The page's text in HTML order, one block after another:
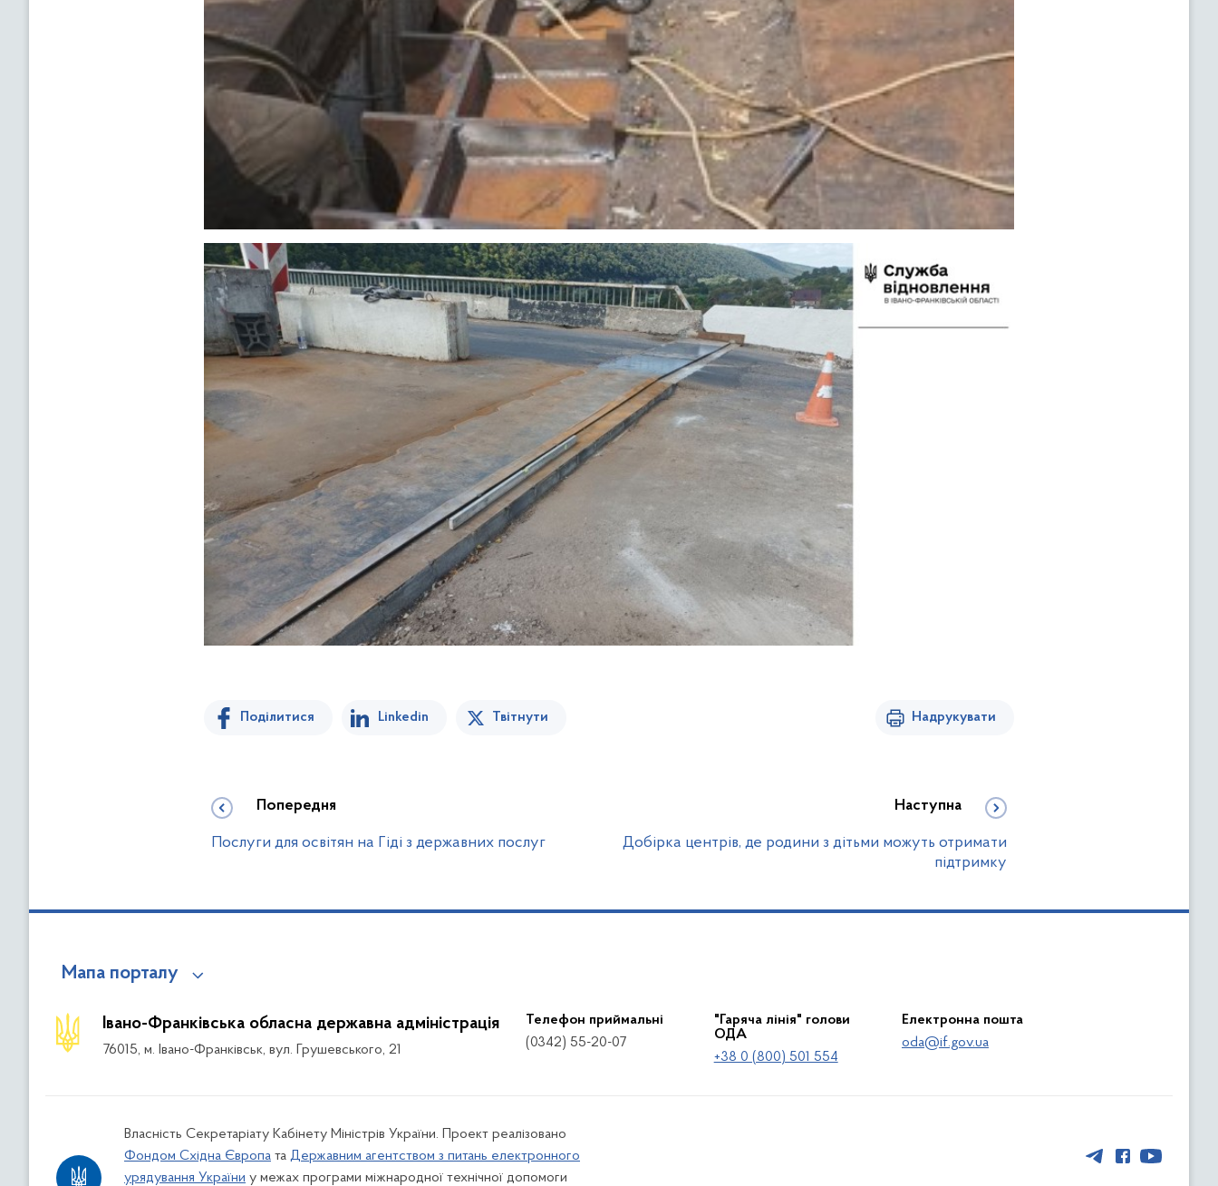
Поділитися Linkedin Твітнути Надрукувати
Попередня
Послуги для освітян на Гіді з державних послуг
Наступна
Добірка центрів, де родини з дітьми можуть отримати
підтримку
Мапа порталу
Івано-Франківська обласна державна адміністрація
76015, м. Івано-Франківськ, вул. Грушевського, 21
Телефон приймальні
(0342) 55-20-07
"Гаряча лінія" голови
ОДА
+38 0 (800) 501 554
Електронна пошта
oda@if.gov.ua
Власність Секретаріату Кабінету Міністрів України. Проект реалізовано
Фондом Східна Європа та Державним агентством з питань електронного
урядування України у межах програми міжнародної технічної допомоги